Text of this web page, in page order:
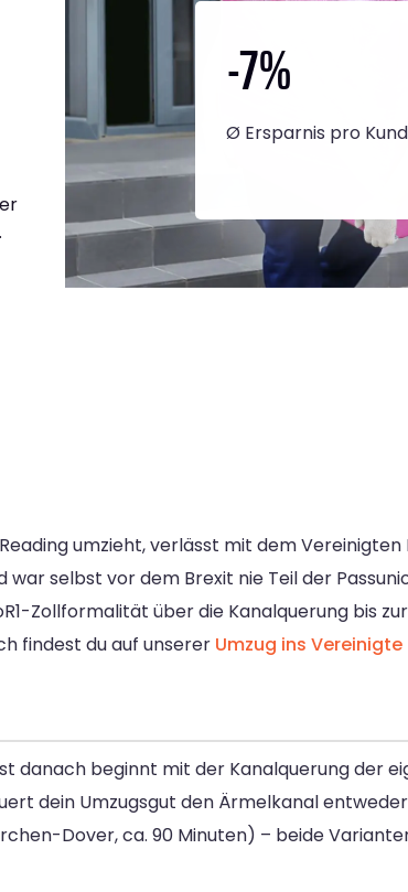
-7%
Ø Ersparnis pro
umzieht, verlässt mit dem Vereinigten
war selbst vor dem Brexit nie Teil der
Zollformalität über die Kanalquerung bis
findest du auf unserer Umzug ins
danach beginnt mit der Kanalquerung der
dein Umzugsgut den Ärmelkanal
Dover, ca. 90 Minuten) – beide